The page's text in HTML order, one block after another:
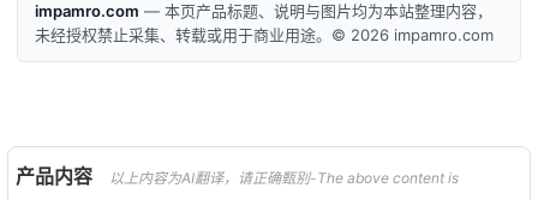
impamro.com — 本页产品标题、说明与图片均为本站整理内容，
未经授权禁止采集、转载或用于商业用途。© 2026 impamro.com
产品内容
以上内容为AI翻译，请正确甄别-The above content is